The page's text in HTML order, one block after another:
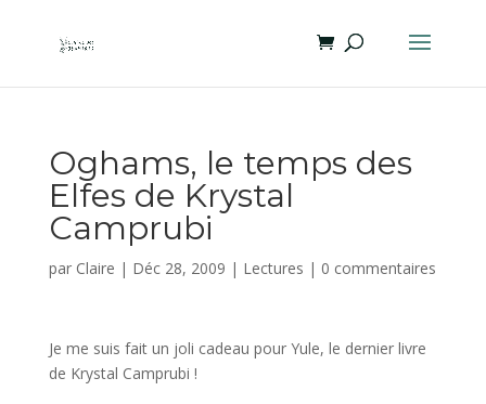
Oghams, le temps des
Elfes de Krystal
Camprubi
par Claire | Déc 28, 2009 | Lectures | 0 commentaires
Je me suis fait un joli cadeau pour Yule, le dernier livre
de Krystal Camprubi !